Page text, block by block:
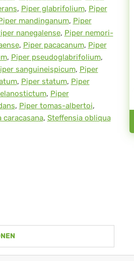
, Piper glabrifolium, Piper
mandinganum, Piper
nanegalense, Piper nemori-
, Piper pacacanum, Piper
, Piper pseudoglabrifolium,
sanguineispicum, Piper
, Piper statum, Piper
, Piper
, Piper tomas-albertoi,
caracasana, Steffensia obliqua